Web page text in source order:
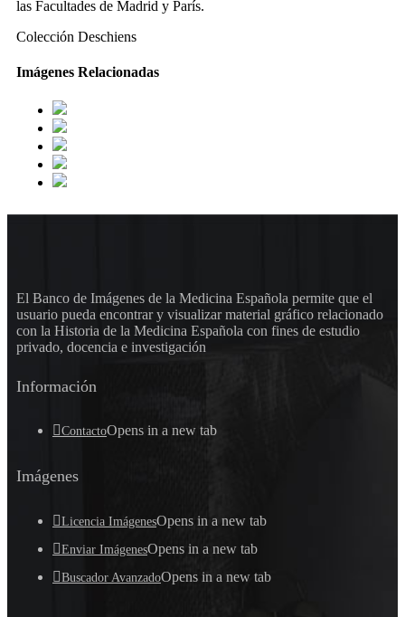
las Facultades de Madrid y París.
Colección Deschiens
Imágenes Relacionadas
El Banco de Imágenes de la Medicina Española permite que el
usuario pueda encontrar y visualizar material gráfico relacionado
con la Historia de la Medicina Española con fines de estudio
privado, docencia e investigación
Información
ContactoOpens in a new tab
Imágenes
Licencia ImágenesOpens in a new tab
Enviar ImágenesOpens in a new tab
Buscador AvanzadoOpens in a new tab